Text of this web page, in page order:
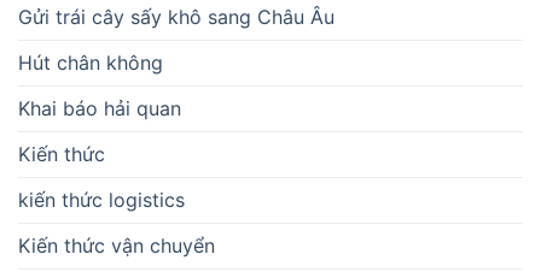
Gửi trái cây sấy khô sang Châu Âu
Hút chân không
Khai báo hải quan
Kiến thức
kiến thức logistics
Kiến thức vận chuyển